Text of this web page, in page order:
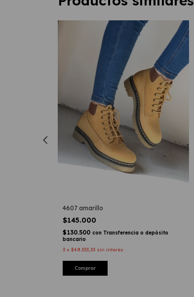
4607 amarillo
$145.000
$130.500 con Transferencia o depósito
bancario
3 x $48.333,33 sin interés
Comprar